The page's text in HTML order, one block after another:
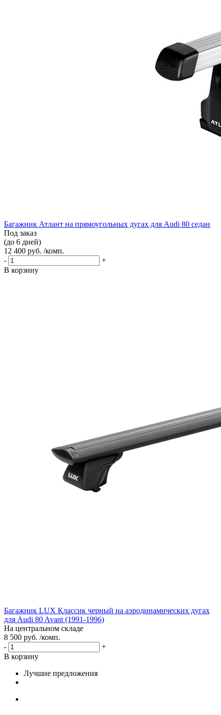
Багажник Атлант на прямоугольных дугах для Audi 80 седан
Под заказ
(до 6 дней)
12 400 руб. /комп.
-
+
В корзину
Багажник LUX Классик черный на аэродинамических дугах
для Audi 80 Avant (1991-1996)
На центральном складе
8 500 руб. /комп.
-
+
В корзину
Лучшие предложения